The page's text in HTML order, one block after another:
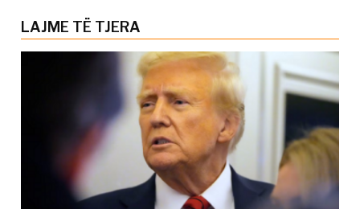
LAJME TË TJERA